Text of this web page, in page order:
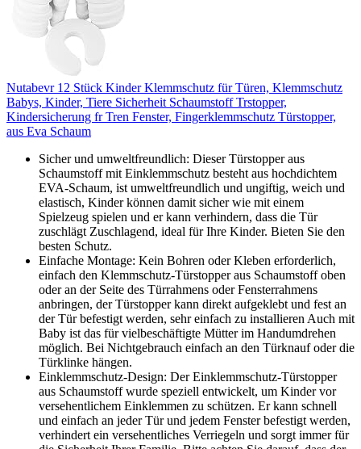
Nutabevr 12 Stück Kinder Klemmschutz für Türen, Klemmschutz
Babys, Kinder, Tiere Sicherheit Schaumstoff Trstopper,
Kindersicherung fr Tren Fenster, Fingerklemmschutz Türstopper,
aus Eva Schaum
Sicher und umweltfreundlich: Dieser Türstopper aus
Schaumstoff mit Einklemmschutz besteht aus hochdichtem
EVA-Schaum, ist umweltfreundlich und ungiftig, weich und
elastisch, Kinder können damit sicher wie mit einem
Spielzeug spielen und er kann verhindern, dass die Tür
zuschlägt Zuschlagend, ideal für Ihre Kinder. Bieten Sie den
besten Schutz.
Einfache Montage: Kein Bohren oder Kleben erforderlich,
einfach den Klemmschutz-Türstopper aus Schaumstoff oben
oder an der Seite des Türrahmens oder Fensterrahmens
anbringen, der Türstopper kann direkt aufgeklebt und fest an
der Tür befestigt werden, sehr einfach zu installieren Auch mit
Baby ist das für vielbeschäftigte Mütter im Handumdrehen
möglich. Bei Nichtgebrauch einfach an den Türknauf oder die
Türklinke hängen.
Einklemmschutz-Design: Der Einklemmschutz-Türstopper
aus Schaumstoff wurde speziell entwickelt, um Kinder vor
versehentlichem Einklemmen zu schützen. Er kann schnell
und einfach an jeder Tür und jedem Fenster befestigt werden,
verhindert ein versehentliches Verriegeln und sorgt immer für